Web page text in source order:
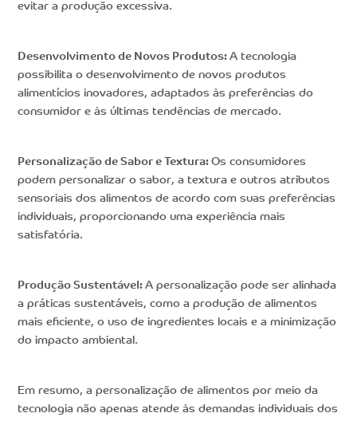
evitar a produção excessiva.
Desenvolvimento de Novos Produtos: A tecnologia
possibilita o desenvolvimento de novos produtos
alimentícios inovadores, adaptados às preferências do
consumidor e às últimas tendências de mercado.
Personalização de Sabor e Textura: Os consumidores
podem personalizar o sabor, a textura e outros atributos
sensoriais dos alimentos de acordo com suas preferências
individuais, proporcionando uma experiência mais
satisfatória.
Produção Sustentável: A personalização pode ser alinhada
a práticas sustentáveis, como a produção de alimentos
mais eficiente, o uso de ingredientes locais e a minimização
do impacto ambiental.
Em resumo, a personalização de alimentos por meio da
tecnologia não apenas atende às demandas individuais dos